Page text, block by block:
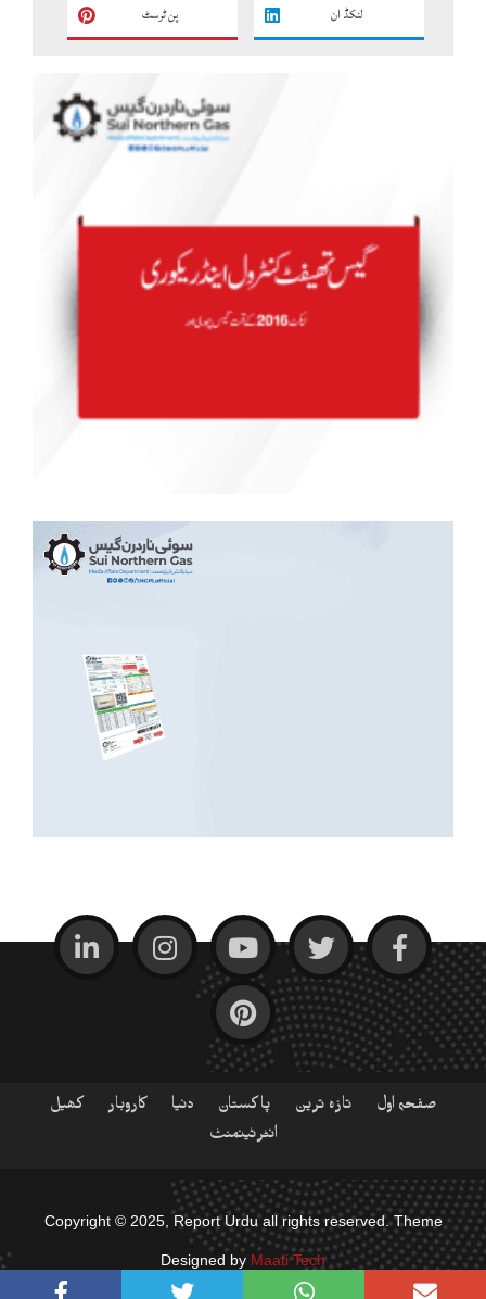
لنکڈ ان پن ٹرسٹ
صفحہ اول تازہ ترین پاکستان دنیا کاروبار
کھیل
انٹرٹینمنٹ
Copyright © 2025, Report Urdu all rights reserved. Theme
Designed by Maati Tech